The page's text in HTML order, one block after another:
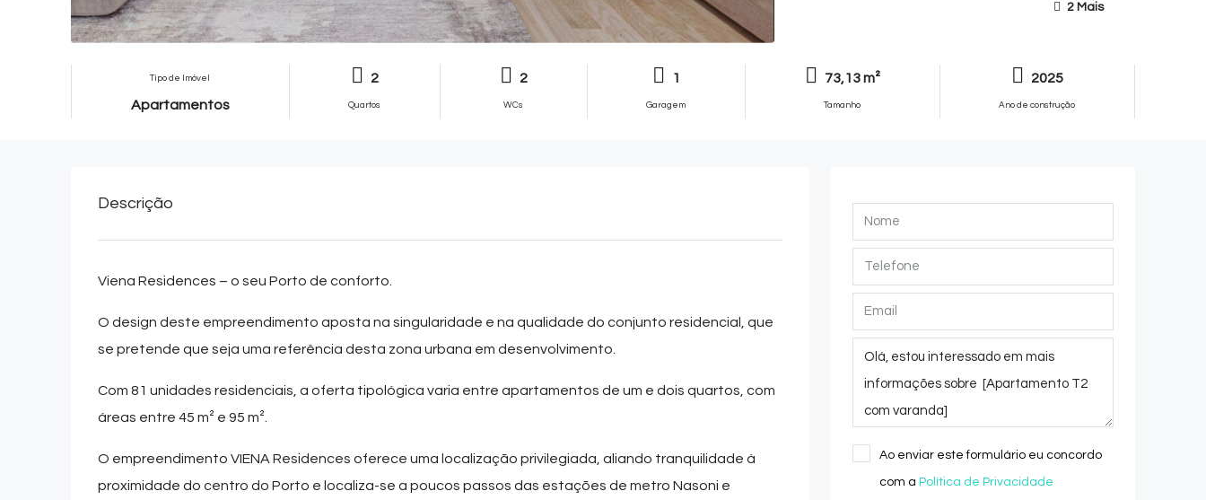
2 Mais
Tipo de Imóvel
Apartamentos
2
Quartos
2
WCs
1
Garagem
73,13 m²
Tamanho
2025
Ano de construção
Descrição
Viena Residences – o seu Porto de conforto.
O design deste empreendimento aposta na singularidade e na qualidade do conjunto residencial, que
se pretende que seja uma referência desta zona urbana em desenvolvimento.
Com 81 unidades residenciais, a oferta tipológica varia entre apartamentos de um e dois quartos, com
áreas entre 45 m² e 95 m².
O empreendimento VIENA Residences oferece uma localização privilegiada, aliando tranquilidade à
proximidade do centro do Porto e localiza-se a poucos passos das estações de metro Nasoni e
Ao enviar este formulário eu concordo
com a Política de Privacidade